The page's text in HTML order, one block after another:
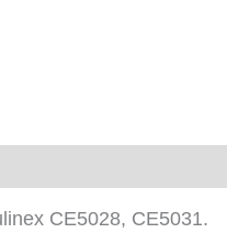
CE5028, CE5031.